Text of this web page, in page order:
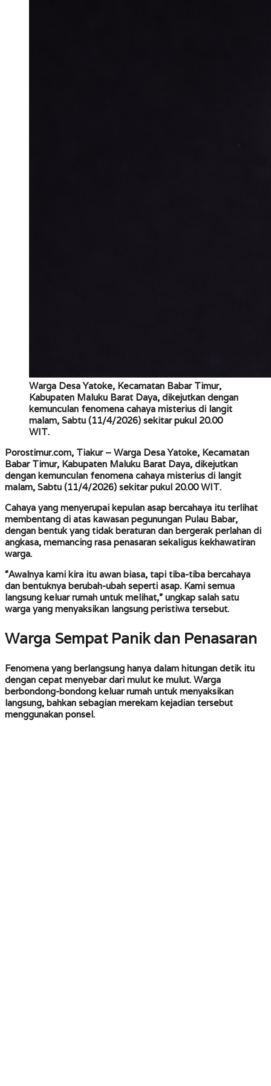
Warga Desa Yatoke, Kecamatan Babar Timur,
Kabupaten Maluku Barat Daya, dikejutkan dengan
kemunculan fenomena cahaya misterius di langit
malam, Sabtu (11/4/2026) sekitar pukul 20.00
WIT.
Porostimur.com, Tiakur – Warga Desa Yatoke, Kecamatan
Babar Timur, Kabupaten Maluku Barat Daya, dikejutkan
dengan kemunculan fenomena cahaya misterius di langit
malam, Sabtu (11/4/2026) sekitar pukul 20.00 WIT.
Cahaya yang menyerupai kepulan asap bercahaya itu terlihat
membentang di atas kawasan pegunungan Pulau Babar,
dengan bentuk yang tidak beraturan dan bergerak perlahan di
angkasa, memancing rasa penasaran sekaligus kekhawatiran
warga.
“Awalnya kami kira itu awan biasa, tapi tiba-tiba bercahaya
dan bentuknya berubah-ubah seperti asap. Kami semua
langsung keluar rumah untuk melihat,” ungkap salah satu
warga yang menyaksikan langsung peristiwa tersebut.
Warga Sempat Panik dan Penasaran
Fenomena yang berlangsung hanya dalam hitungan detik itu
dengan cepat menyebar dari mulut ke mulut. Warga
berbondong-bondong keluar rumah untuk menyaksikan
langsung, bahkan sebagian merekam kejadian tersebut
menggunakan ponsel.